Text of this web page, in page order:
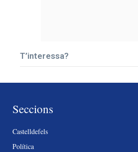
T’interessa?
Seccions
Castelldefels
Política